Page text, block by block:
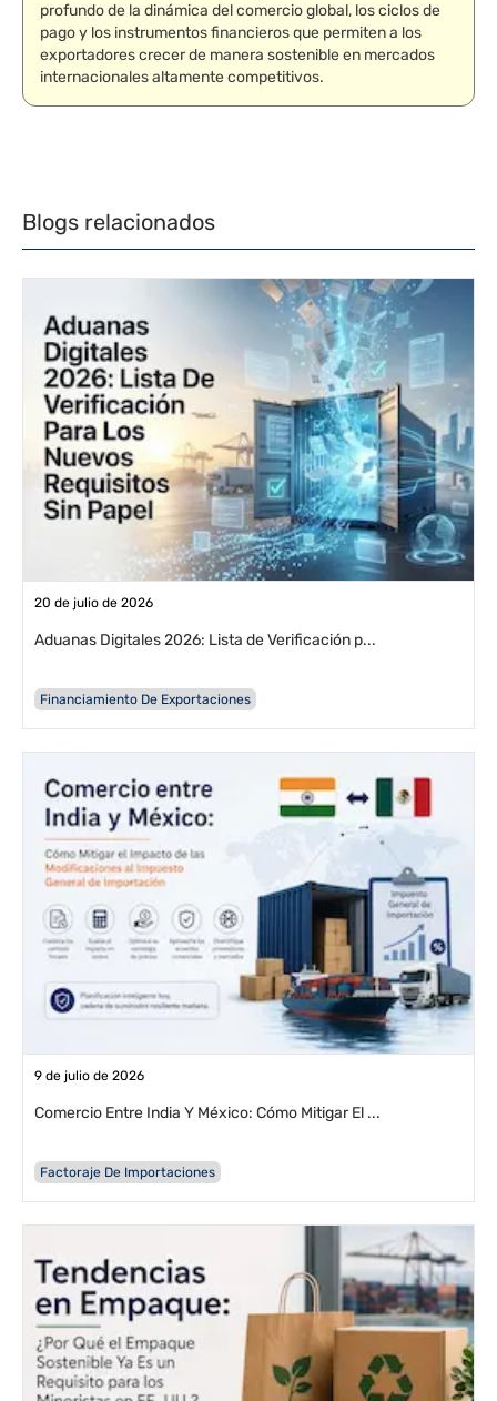
profundo de la dinámica del comercio global, los ciclos de
pago y los instrumentos financieros que permiten a los
exportadores crecer de manera sostenible en mercados
internacionales altamente competitivos.
Blogs relacionados
20 de julio de 2026
Aduanas Digitales 2026: Lista de Verificación p...
Financiamiento De Exportaciones
9 de julio de 2026
Comercio Entre India Y México: Cómo Mitigar El ...
Factoraje De Importaciones